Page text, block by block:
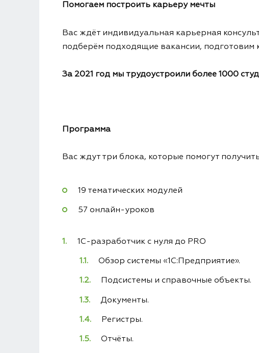
Помогаем построить карьеру мечты
Вас ждёт индивидуальная карьерная
подберём подходящие вакансии, подготовим
За 2021 год мы трудоустроили более 1000
Программа
Вас ждут три блока, которые помогут
19 тематических модулей
57 онлайн-уроков
1C-разработчик с нуля до PRO
Обзор системы «1С:Предприятие».
Подсистемы и справочные объекты.
Документы.
Регистры.
Отчёты.